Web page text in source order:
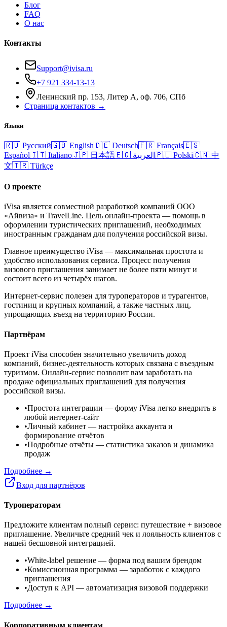
Блог
FAQ
О нас
Контакты
Support@ivisa.ru
+7 921 334-13-13
Ленинский пр. 153, Литер А, оф. 706, СПб
Страница контактов →
Языки
🇷🇺 Русский🇬🇧 English🇩🇪 Deutsch🇫🇷 Français🇪🇸
Español🇮🇹 Italiano🇯🇵 日本語🇪🇬 العربية 🇵🇱 Polski🇨🇳 中
文🇹🇷 Türkçe
О проекте
iVisa является совместной разработкой компаний ООО
«Айвиза» и TravelLine. Цель онлайн-проекта — помощь в
оформлении туристических приглашений, необходимых
иностранным гражданам для получения российской визы.
Главное преимущество iVisa — максимальная простота и
удобство использования сервиса. Процесс получения
визового приглашения занимает не более пяти минут и
состоит всего из четырёх шагов.
Интернет-сервис полезен для туроператоров и турагентов,
гостиниц и крупных компаний, а также частных лиц,
упрощающих въезд на территорию России.
Партнёрам
Проект iVisa способен значительно увеличить доход
компаний, бизнес-деятельность которых связана с въездным
туризмом. Онлайн-сервис позволит вам заработать на
продаже официальных приглашений для получения
российской визы.
•Простота интеграции — форму iVisa легко внедрить в
любой интернет-сайт
•Личный кабинет — настройка аккаунта и
формирование отчётов
•Подробные отчёты — статистика заказов и динамика
продаж
Подробнее →
Вход для партнёров
Туроператорам
Предложите клиентам полный сервис: путешествие + визовое
приглашение. Увеличьте средний чек и лояльность клиентов с
нашей бесшовной интеграцией.
•White-label решение — форма под вашим брендом
•Комиссионная программа — заработок с каждого
приглашения
•Доступ к API — автоматизация визовой поддержки
Подробнее →
Корпоративным клиентам